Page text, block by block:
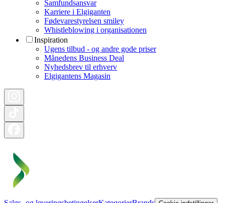
Samfundsansvar
Karriere i Elgiganten
Fødevarestyrelsen smiley
Whistleblowing i organisationen
Inspiration
Ugens tilbud - og andre gode priser
Månedens Business Deal
Nyhedsbrev til erhverv
Elgigantens Magasin